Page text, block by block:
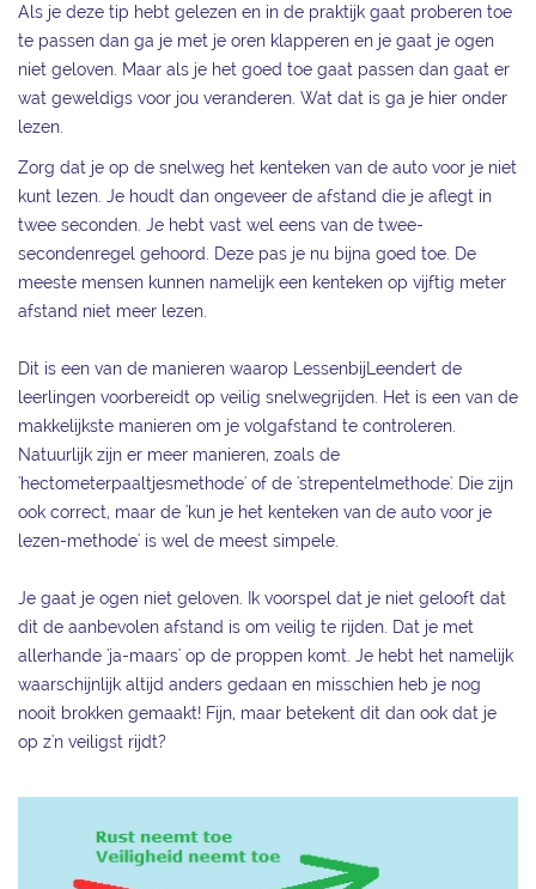
Als je deze tip hebt gelezen en in de praktijk gaat proberen toe
te passen dan ga je met je oren klapperen en je gaat je ogen
niet geloven. Maar als je het goed toe gaat passen dan gaat er
wat geweldigs voor jou veranderen. Wat dat is ga je hier onder
lezen.
Zorg dat je op de snelweg het kenteken van de auto voor je niet
kunt lezen. Je houdt dan ongeveer de afstand die je aflegt in
twee seconden. Je hebt vast wel eens van de twee-
secondenregel gehoord. Deze pas je nu bijna goed toe. De
meeste mensen kunnen namelijk een kenteken op vijftig meter
afstand niet meer lezen.
Dit is een van de manieren waarop LessenbijLeendert de
leerlingen voorbereidt op veilig snelwegrijden. Het is een van de
makkelijkste manieren om je volgafstand te controleren.
Natuurlijk zijn er meer manieren, zoals de
'hectometerpaaltjesmethode' of de 'strepentelmethode'. Die zijn
ook correct, maar de 'kun je het kenteken van de auto voor je
lezen-methode' is wel de meest simpele.
Je gaat je ogen niet geloven. Ik voorspel dat je niet gelooft dat
dit de aanbevolen afstand is om veilig te rijden. Dat je met
allerhande 'ja-maars' op de proppen komt. Je hebt het namelijk
waarschijnlijk altijd anders gedaan en misschien heb je nog
nooit brokken gemaakt! Fijn, maar betekent dit dan ook dat je
op z'n veiligst rijdt?